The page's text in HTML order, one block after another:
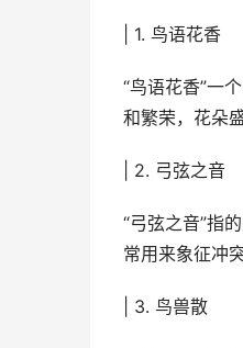
| 1. 鸟语花香
“鸟语花香”一
和繁荣，花朵
| 2. 弓弦之音
“弓弦之音”指
常用来象征冲
| 3. 鸟兽散